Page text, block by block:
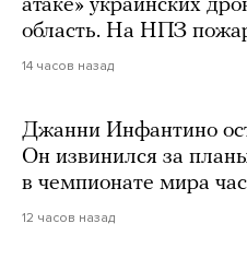
атаке» украинских
область. На НПЗ
14 часов назад
Джанни Инфантино
Он извинился за
в чемпионате мира
12 часов назад